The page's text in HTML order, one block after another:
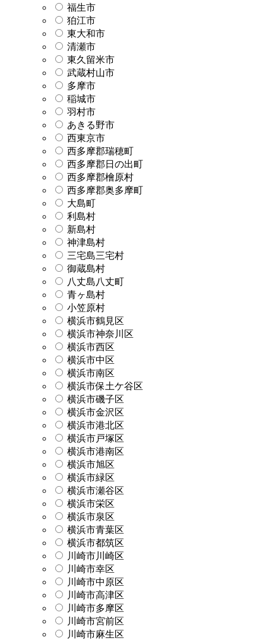
福生市
狛江市
東大和市
清瀬市
東久留米市
武蔵村山市
多摩市
稲城市
羽村市
あきる野市
西東京市
西多摩郡瑞穂町
西多摩郡日の出町
西多摩郡檜原村
西多摩郡奥多摩町
大島町
利島村
新島村
神津島村
三宅島三宅村
御蔵島村
八丈島八丈町
青ヶ島村
小笠原村
横浜市鶴見区
横浜市神奈川区
横浜市西区
横浜市中区
横浜市南区
横浜市保土ケ谷区
横浜市磯子区
横浜市金沢区
横浜市港北区
横浜市戸塚区
横浜市港南区
横浜市旭区
横浜市緑区
横浜市瀬谷区
横浜市栄区
横浜市泉区
横浜市青葉区
横浜市都筑区
川崎市川崎区
川崎市幸区
川崎市中原区
川崎市高津区
川崎市多摩区
川崎市宮前区
川崎市麻生区